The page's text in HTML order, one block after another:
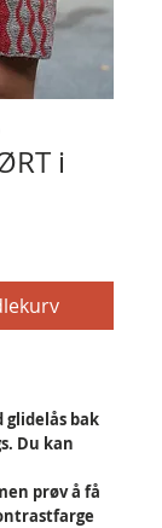
i
glidelås bak
Du kan
prøv å få